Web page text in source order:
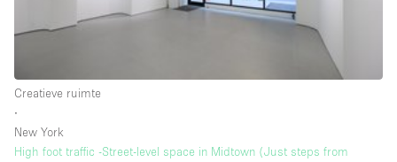
Vrachtwagen
Creatieve ruimte
∙
New York
High foot traffic -Street-level space in Midtown (Just steps from